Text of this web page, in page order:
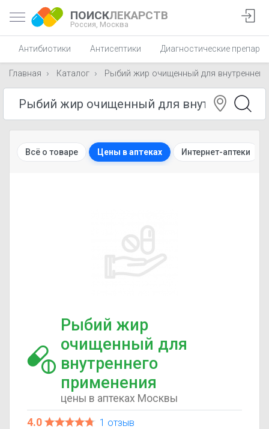
ПОИСКЛЕКАРСТВ
Россия, Москва
Антибиотики Антисептики Диагностические
Главная Каталог Рыбий жир очищенный для
Всё о товаре Цены в аптеках Интернет-аптеки
Рыбий жир
очищенный для
внутреннего
применения
цены в аптеках Москвы
4.0
1 отзыв